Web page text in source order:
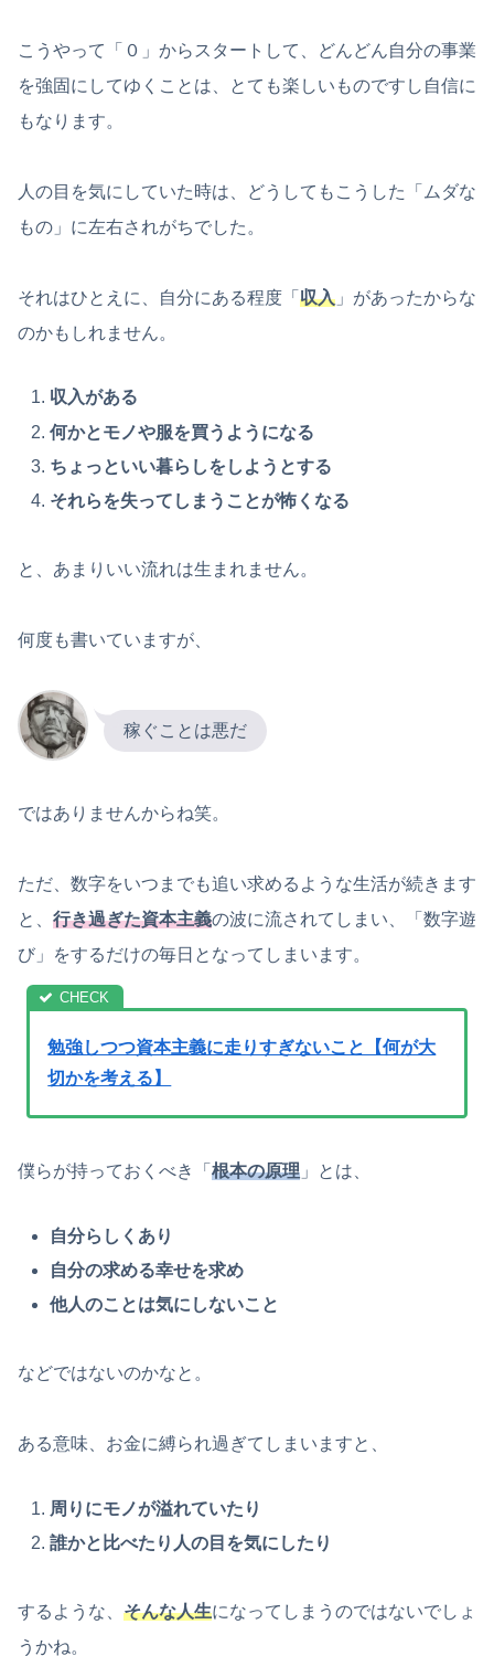
こうやって「０」からスタートして、どんどん自分の事業
を強固にしてゆくことは、とても楽しいものですし自信に
もなります。
人の目を気にしていた時は、どうしてもこうした「ムダな
もの」に左右されがちでした。
それはひとえに、自分にある程度「 収入 」があったからな
のかもしれません。
収入がある
何かとモノや服を買うようになる
ちょっといい暮らしをしようとする
それらを失ってしまうことが怖くなる
と、あまりいい流れは生まれません。
何度も書いていますが、
稼ぐことは悪だ
ではありませんからね笑。
ただ、数字をいつまでも追い求めるような生活が続きます
と、 行き過ぎた資本主義の波に流されてしまい、「数字遊
び」をするだけの毎日となってしまいます。
勉強しつつ資本主義に走りすぎないこと【何が大
切かを考える】
僕らが持っておくべき「 根本の原理 」とは、
自分らしくあり
自分の求める幸せを求め
他人のことは気にしないこと
などではないのかなと。
ある意味、お金に縛られ過ぎてしまいますと、
周りにモノが溢れていたり
誰かと比べたり人の目を気にしたり
するような、 そんな人生になってしまうのではないでしょ
うかね。